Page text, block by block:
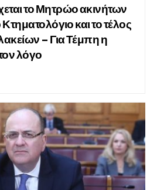
το Μητρώο ακινήτων
και το τέλος
– Για Τέμπη η
λόγο